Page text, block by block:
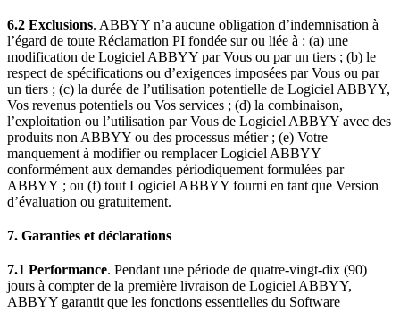
6.2 Exclusions. ABBYY n’a aucune obligation d’indemnisation à
l’égard de toute Réclamation PI fondée sur ou liée à : (a) une
modification de Logiciel ABBYY par Vous ou par un tiers ; (b) le
respect de spécifications ou d’exigences imposées par Vous ou par
un tiers ; (c) la durée de l’utilisation potentielle de Logiciel ABBYY,
Vos revenus potentiels ou Vos services ; (d) la combinaison,
l’exploitation ou l’utilisation par Vous de Logiciel ABBYY avec des
produits non ABBYY ou des processus métier ; (e) Votre
manquement à modifier ou remplacer Logiciel ABBYY
conformément aux demandes périodiquement formulées par
ABBYY ; ou (f) tout Logiciel ABBYY fourni en tant que Version
d’évaluation ou gratuitement.
7. Garanties et déclarations
7.1 Performance. Pendant une période de quatre-vingt-dix (90)
jours à compter de la première livraison de Logiciel ABBYY,
ABBYY garantit que les fonctions essentielles du Software